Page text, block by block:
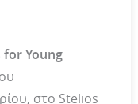
for Young
στο Stelios